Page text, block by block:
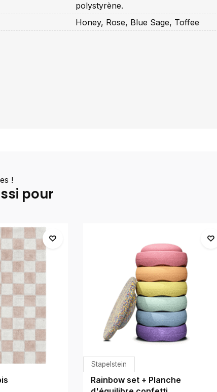
polystyrène.
Honey, Rose, Blue Sage, Toffee
!
pour
Stapelstein
Rainbow set + Planche